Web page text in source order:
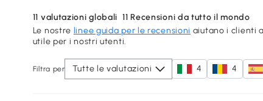
11 valutazioni globali 11 Recensioni da tutto il mondo
Le nostre linee guida per le recensioni aiutano i clienti
utile per i nostri utenti.
Filtra per Tutte le valutazioni 4 4